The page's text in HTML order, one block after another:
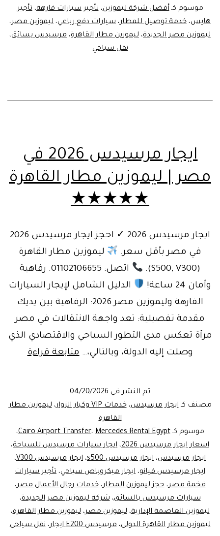
موسوم كـأفضل شركة ليموزين،تأجير سيارات فارهة،تأجير
هايس، خدمة توصيل للمطار، سيارات دفع رباعي، ليموزين مصر،
ليموزين مصر الجديدة، ليموزين مطار القاهرة، مرسيدس بسائق،
نقل سياحي
ايجار مرسيدس 2026 في
مصر | ليموزين مطار القاهرة
★★★★★
ايجار مرسيدس 2026 ✓ احجز ايجار مرسيدس 2026
في مصر بأقل سعر.
ليموزين مطار القاهرة
(S500, V300).
اتصل: 01102106655. رفاهية
وأمان 24 ساعة!
الدليل الشامل لإيجار السيارات
الفارهة وليموزين مصر 2026: الرفاهية بين يديك
مقدمة تفصيلية: تعد واجهة الانتقالات في مصر
مرآة تعكس مدى التطور السياحي والاقتصادي الذي
وصلت إليه الدولة، وبالتالي،…متابعة قراءةايجار
في
|
مطار
تم النشر في 04/20/2026
مصنف كـايجار مرسيدس،خدمات VIP وكبار الزوار ،ليموزين مطار
القاهرة
موسوم كـ
Cairo Airport Transfer،Mercedes Rental Egypt
،
اسعار ايجار مرسيدس 2026
، ايجار سيارات مرسيدس للسياحة،
ايجار مرسيدس، ايجار مرسيدس s500 ، ايجار مرسيدس V300
،
ايجار مرسيدس فيانو، ايجار ميكروباص سياحي، تأجير سيارات
فخمة مصر،حجز ليموزين المطار،خدمات رجال الأعمال مصر،
سيارات مرسيدس بالسائق،شركة ليموزين مصر الجديدة،
ليموزين العاصمة الإدارية،ليموزين مصر،ليموزين مطار القاهرة،
ليموزين مطار القاهرة الدولي،مرسيدس E200 ايجار ،نقل سياحي